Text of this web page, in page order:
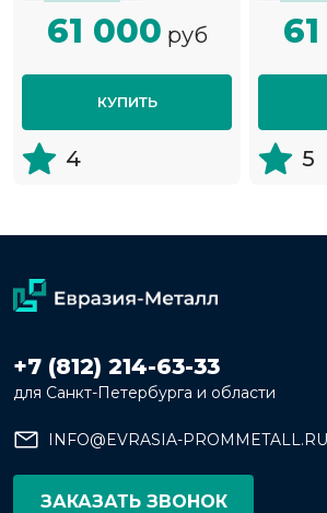
61 000 руб
КУПИТЬ
4 5
+7 (812) 214-63-33
для Санкт-Петербурга и области
INFO@EVRASIA-PROMMETALL.RU
ЗАКАЗАТЬ ЗВОНОК